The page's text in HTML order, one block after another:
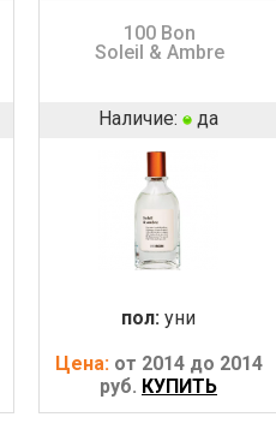
100 Bon
Soleil & Ambre
Наличие: да
пол: уни
Цена: от 2014 до 2014
руб. КУПИТЬ